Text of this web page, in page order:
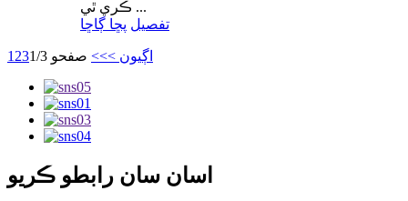
ڪري ٿي ...
تفصيل پڇا ڳاڇا
1 23 اڳيون >>> صفحو 1/3
اسان سان رابطو ڪريو